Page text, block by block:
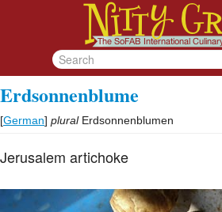
Erdsonnenblume
[German] plural Erdsonnenblumen
Jerusalem artichoke